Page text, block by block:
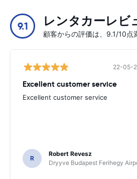
9.1 レンタカーレビ
顧客からの評価は、9.1/10点
22-05-
Excellent customer service
Excellent customer service
R
Robert Revesz
Dryyve Budapest Ferihegy